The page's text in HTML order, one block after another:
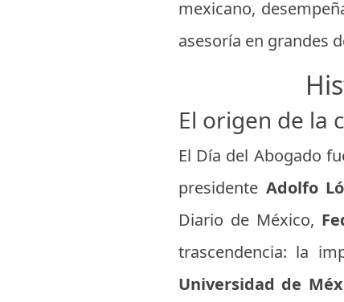
mexicano,
asesoría en grandes
El origen de la
El Día del Abogado
presidente Adolfo
Diario de México,
trascendencia: la
Universidad de